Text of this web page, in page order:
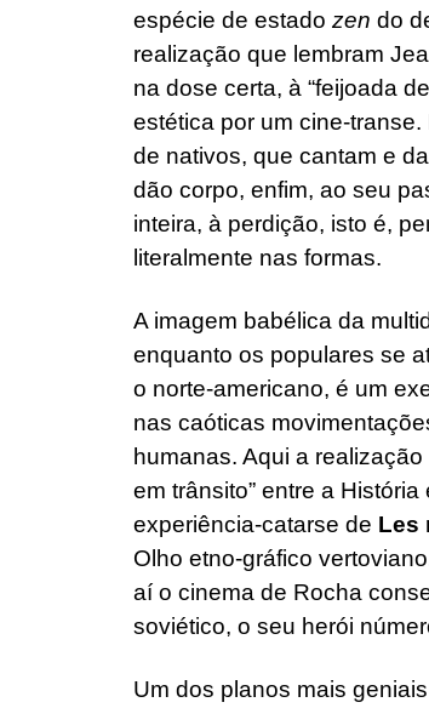
espécie de estado zen do
realização que lembram
na dose certa, à “feijoada
estética por um cine-
de nativos, que cantam e
dão corpo, enfim, ao seu
inteira, à perdição, isto é,
literalmente nas formas.
A imagem babélica da
enquanto os populares se
o norte-americano, é um
nas caóticas
humanas. Aqui a
em trânsito” entre a
experiência-catarse de Les
Olho etno-gráfico
aí o cinema de Rocha
soviético, o seu herói
Um dos planos mais